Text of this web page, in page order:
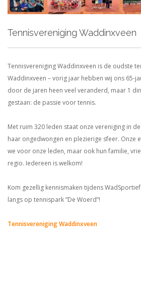
Tennisvereniging Waddinxveen
Tennisvereniging Waddinxveen is de oudste
Waddinxveen – vorig jaar hebben wij ons 65-
door de jaren heen veel veranderd, maar 1
gestaan: de passie voor tennis.
Met ruim 320 leden staat onze vereniging in
haar ongedwongen en plezierige sfeer. Onze
we voor onze leden, maar ook hun familie,
regio. Iedereen is welkom!
Kom gezellig kennismaken tijdens
langs op tennispark ”De Woerd”!
Tennisvereniging Waddinxveen